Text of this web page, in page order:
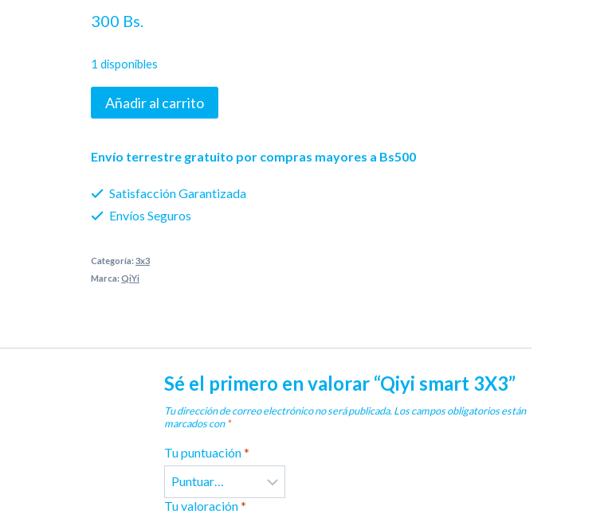
300 Bs.
1 disponibles
Qiyi
3X3
Añadir al carrito
Envío terrestre gratuito por compras mayores a Bs500
Satisfacción Garantizada
Envíos Seguros
Categoría:3x3
Marca:QiYi
Sé el primero en valorar “Qiyi smart 3X3”
Tu dirección de correo electrónico no será publicada.Los campos obligatorios están
marcados con*
Tu puntuación*
Tu valoración*